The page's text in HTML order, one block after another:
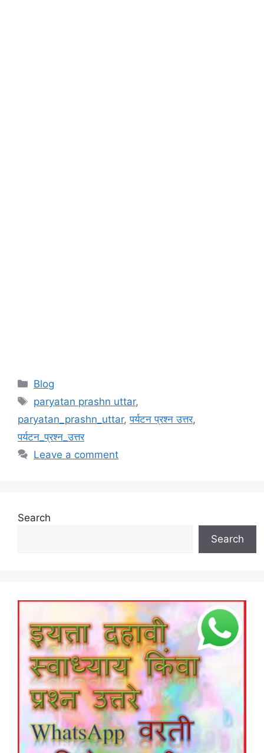
Categories
Blog
Tags
paryatan prashn uttar,
paryatan_prashn_uttar,पर्यटन प्रश्न उत्तर,
पर्यटन_प्रश्न_उत्तर
Leave a comment
Search
Search